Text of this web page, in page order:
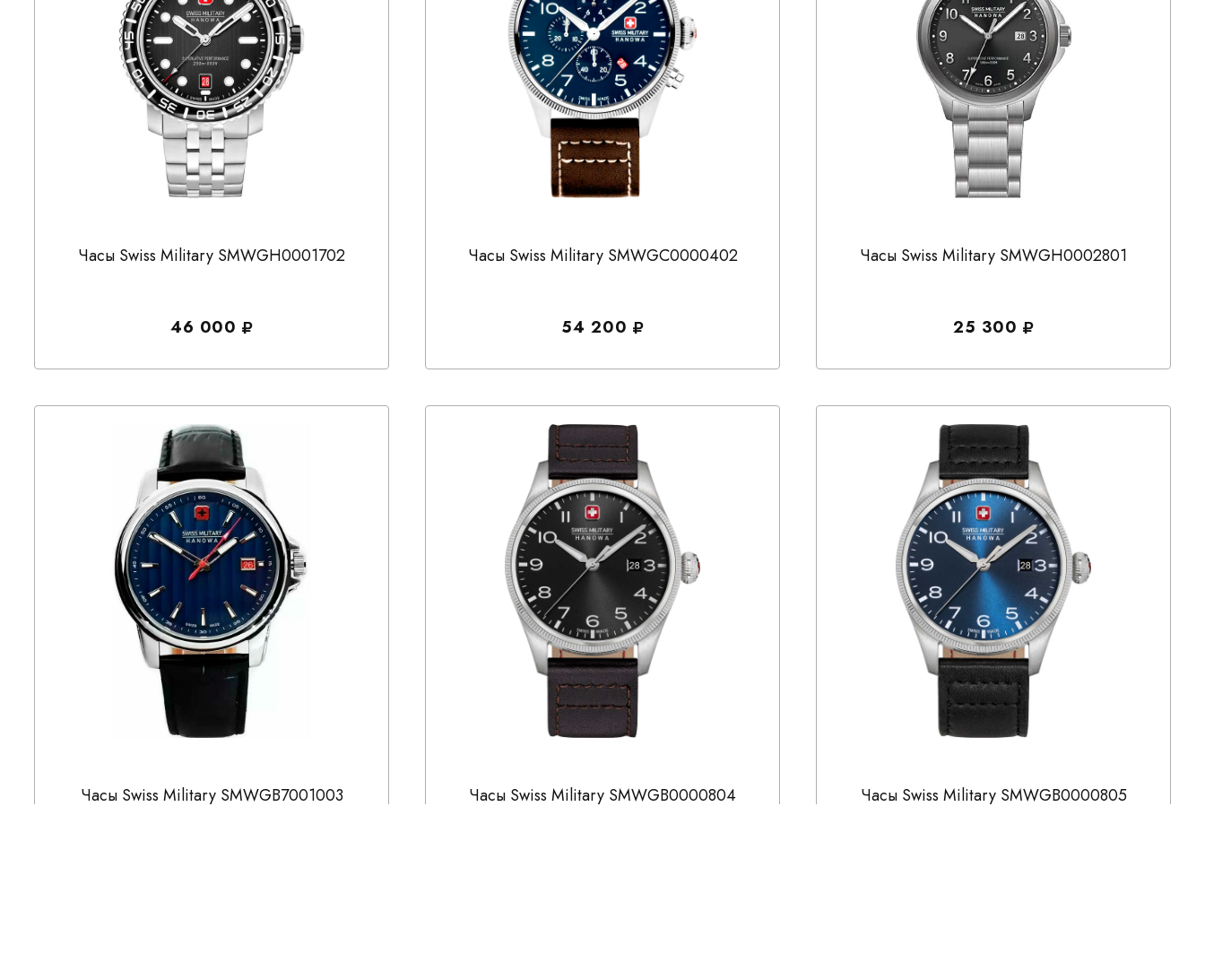
Часы Swiss Military SMWGH0001702
46 000
Часы Swiss Military SMWGC0000402
54 200
Часы Swiss Military SMWGH0002801
25 300
Часы Swiss Military SMWGB7001003 Часы Swiss Military SMWGB0000804 Часы Swiss Military SMWGB0000805